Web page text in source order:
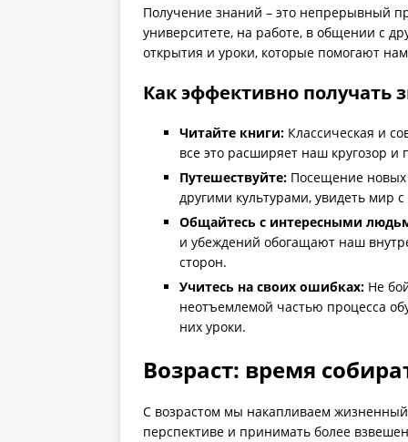
Получение знаний – это непрерывный
университете, на работе, в общении с
открытия и уроки, которые помогают
Как эффективно получать
Читайте книги: Классическая и
все это расширяет наш кругозор
Путешествуйте: Посещение новых
другими культурами, увидеть мир
Общайтесь с интересными
и убеждений обогащают наш
сторон.
Учитесь на своих ошибках: Не
неотъемлемой частью процесса
них уроки.
Возраст: время
С возрастом мы накапливаем
перспективе и принимать более